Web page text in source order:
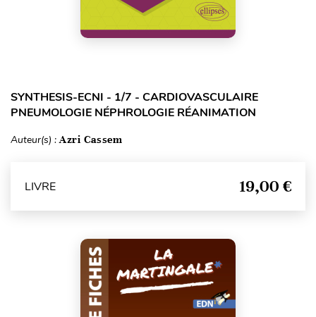
SYNTHESIS-ECNI - 1/7 - CARDIOVASCULAIRE
PNEUMOLOGIE NÉPHROLOGIE RÉANIMATION
Auteur(s) :Azri Cassem
LIVRE 19,00 €